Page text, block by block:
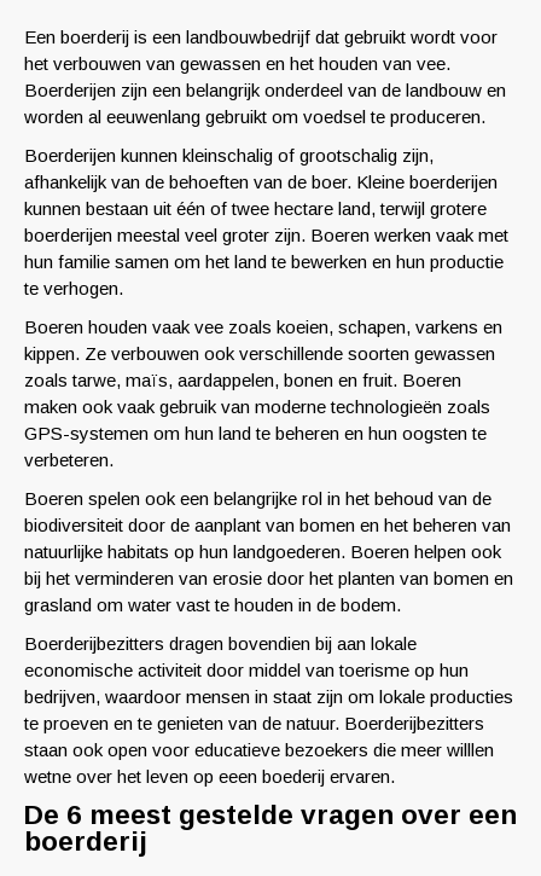
Een boerderij is een landbouwbedrijf dat gebruikt wordt voor
het verbouwen van gewassen en het houden van vee.
Boerderijen zijn een belangrijk onderdeel van de landbouw en
worden al eeuwenlang gebruikt om voedsel te produceren.
Boerderijen kunnen kleinschalig of grootschalig zijn,
afhankelijk van de behoeften van de boer. Kleine boerderijen
kunnen bestaan uit één of twee hectare land, terwijl grotere
boerderijen meestal veel groter zijn. Boeren werken vaak met
hun familie samen om het land te bewerken en hun productie
te verhogen.
Boeren houden vaak vee zoals koeien, schapen, varkens en
kippen. Ze verbouwen ook verschillende soorten gewassen
zoals tarwe, maïs, aardappelen, bonen en fruit. Boeren
maken ook vaak gebruik van moderne technologieën zoals
GPS-systemen om hun land te beheren en hun oogsten te
verbeteren.
Boeren spelen ook een belangrijke rol in het behoud van de
biodiversiteit door de aanplant van bomen en het beheren van
natuurlijke habitats op hun landgoederen. Boeren helpen ook
bij het verminderen van erosie door het planten van bomen en
grasland om water vast te houden in de bodem.
Boerderijbezitters dragen bovendien bij aan lokale
economische activiteit door middel van toerisme op hun
bedrijven, waardoor mensen in staat zijn om lokale producties
te proeven en te genieten van de natuur. Boerderijbezitters
staan ook open voor educatieve bezoekers die meer willlen
wetne over het leven op eeen boederij ervaren.
De 6 meest gestelde vragen over een
boerderij